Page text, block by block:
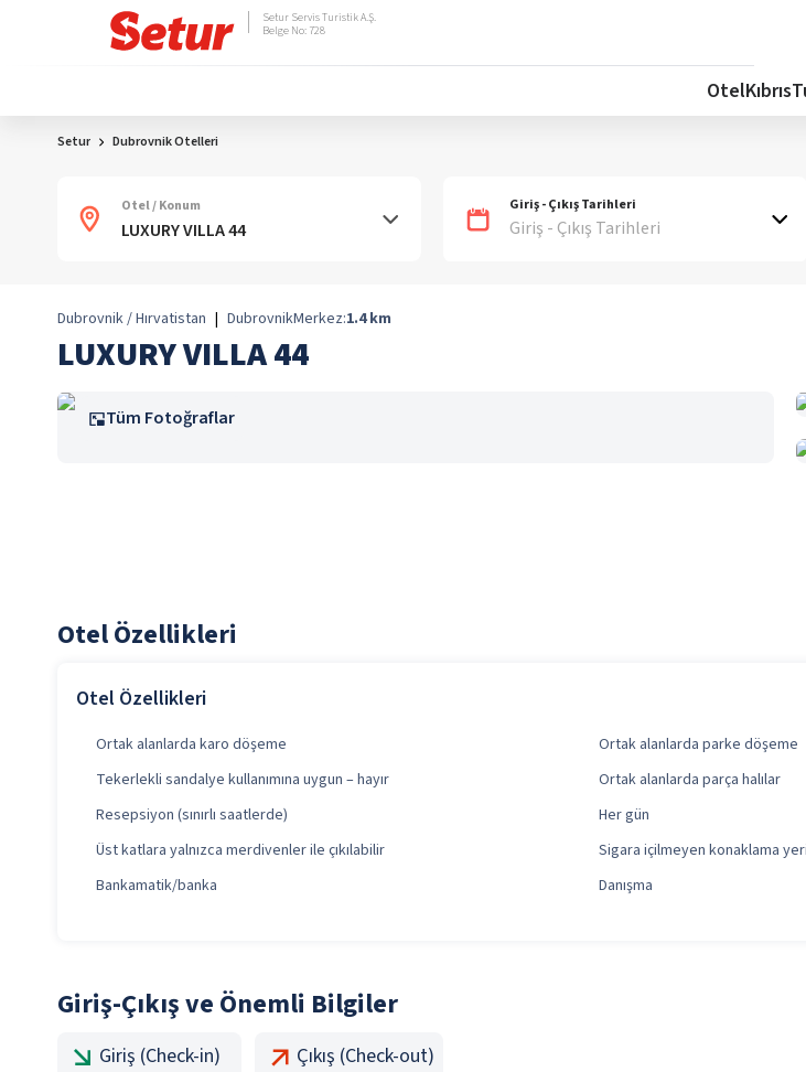
Setur Servis Turistik A.Ş.
Belge No: 728
OtelKıbrıs
Setur Dubrovnik Otelleri
Otel / Konum Giriş - Çıkış Tarihleri
Giriş - Çıkış Tarihleri
Dubrovnik / Hırvatistan | DubrovnikMerkez:1.4 km
LUXURY VILLA 44
Tüm Fotoğraflar
Otel Özellikleri
Otel Özellikleri
Ortak alanlarda karo döşeme Ortak alanlarda parke döşeme
Tekerlekli sandalye kullanımına uygun – hayır
Ortak alanlarda parça halılar
Resepsiyon (sınırlı saatlerde)
Her gün
Üst katlara yalnızca merdivenler ile çıkılabilir
Sigara içilmeyen konaklama yeri
Bankamatik/banka
Danışma
Giriş-Çıkış ve Önemli Bilgiler
Giriş (Check-in) Çıkış (Check-out)